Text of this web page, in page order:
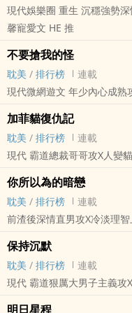
現代娛樂圈 重生 沉穩強勢
馨寵愛文 HE 推
不要搶我的怪
耽美 / 排行榜
連載
現代微網遊文 年少內心成熟
加菲貓復仇記
耽美 / 排行榜
連載
現代 霸道總裁哥哥攻X人變
你所以為的暗戀
耽美 / 排行榜
連載
前渣後深情直男攻X冷淡理
保持沉默
耽美 / 排行榜
連載
現代 霸道狠厲大男子主義攻
明日星程